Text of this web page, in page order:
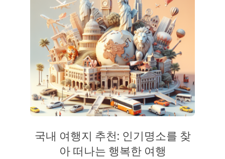
국내 여행지 추천: 인기명소를 찾
아 떠나는 행복한 여행